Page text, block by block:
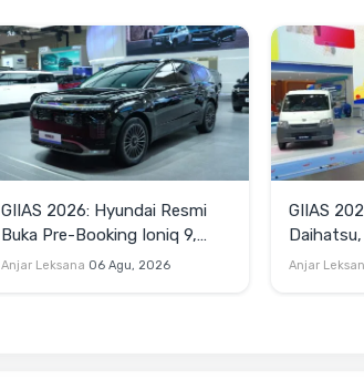
GIIAS 2026: Hyundai Resmi
Buka Pre-Booking Ioniq 9,
Harga Mulai Rp1,49 Miliar
Anjar Leksana 06 Agu, 2026
GIIAS
Terios SE
Anjar